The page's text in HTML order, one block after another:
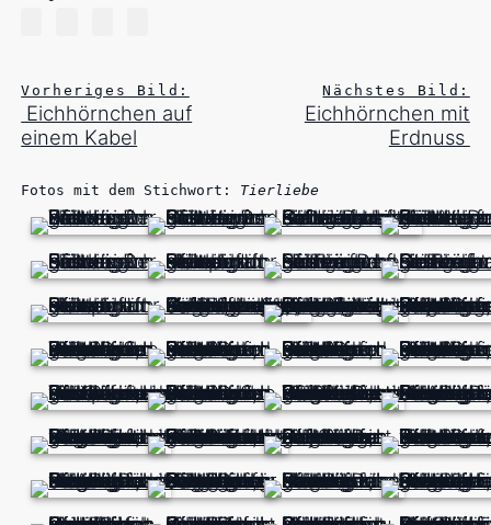
Vorheriges Bild:
Eichhörnchen auf
einem Kabel
Nächstes Bild:
Eichhörnchen mit
Erdnuss
Fotos mit dem Stichwort: Tierliebe